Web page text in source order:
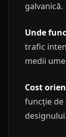
galvanică.
Unde
trafic
medii
Cost
funcție de
designului.